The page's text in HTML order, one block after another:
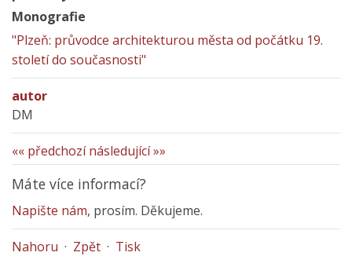
Monografie
"Plzeň: průvodce architekturou města od počátku 19.
století do současnosti"
autor
DM
«« předchozí následující »»
Máte více informací?
Napište nám, prosím. Děkujeme.
Nahoru · Zpět · Tisk